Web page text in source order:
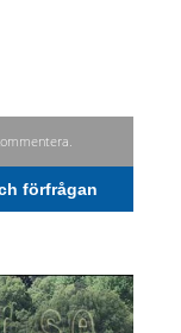
förfrågan